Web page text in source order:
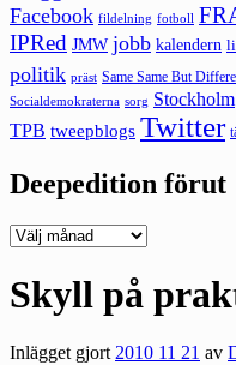
Facebook fildelning fotboll
IPRed JMW jobb kalendern
politik präst Same Same But
Socialdemokraterna sorg Stockholm
TPB tweepblogs Twitter
Deepedition förut
Deepedition
Skyll på
Inlägget gjort2010 11 21 av